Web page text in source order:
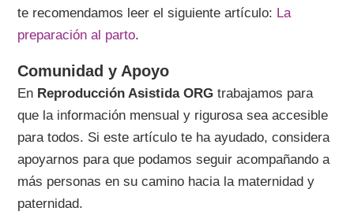
te recomendamos leer el siguiente artículo: La
preparación al parto.
Comunidad y Apoyo
En Reproducción Asistida ORG trabajamos para
que la información mensual y rigurosa sea accesible
para todos. Si este artículo te ha ayudado, considera
apoyarnos para que podamos seguir acompañando a
más personas en su camino hacia la maternidad y
paternidad.